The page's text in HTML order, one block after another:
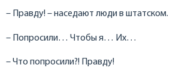
– Правду! – наседают люди в штатском.
– Попросили… Чтобы я… Их…
– Что попросили?! Правду!